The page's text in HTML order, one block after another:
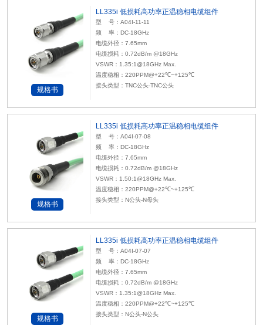
规格书
LL335i 低损耗高功率正温稳相电缆组件
型 号：A04I-11-11
频 率：DC-18GHz
电缆外径：7.65mm
电缆损耗：0.72dB/m @18GHz
VSWR：1.35:1@18GHz Max.
温度稳相：220PPM@+22℃~+125℃
接头类型：TNC公头-TNC公头
规格书
LL335i 低损耗高功率正温稳相电缆组件
型 号：A04I-07-08
频 率：DC-18GHz
电缆外径：7.65mm
电缆损耗：0.72dB/m @18GHz
VSWR：1.50:1@18GHz Max.
温度稳相：220PPM@+22℃~+125℃
接头类型：N公头-N母头
规格书
LL335i 低损耗高功率正温稳相电缆组件
型 号：A04I-07-07
频 率：DC-18GHz
电缆外径：7.65mm
电缆损耗：0.72dB/m @18GHz
VSWR：1.35:1@18GHz Max.
温度稳相：220PPM@+22℃~+125℃
接头类型：N公头-N公头